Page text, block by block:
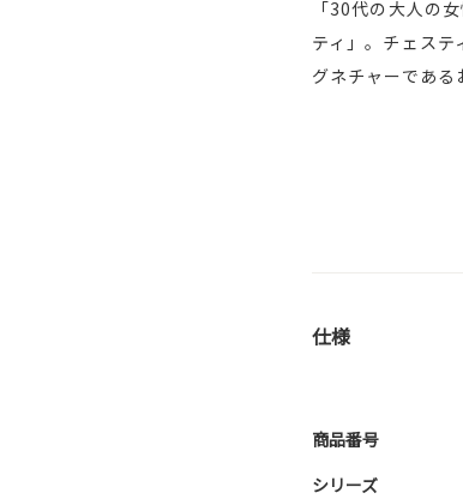
「30代の大人の
ティ」。チェス
グネチャーであ
仕様
商品番号
シリーズ